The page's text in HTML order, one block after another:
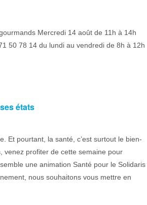
Mercredi 14 août de 11h à 14h
50 78 14 du lundi au vendredi de 8h à 12h
états
Et pourtant, la santé, c’est surtout le bien-
venez profiter de cette semaine pour
une animation Santé pour le Solidaris
nous souhaitons vous mettre en